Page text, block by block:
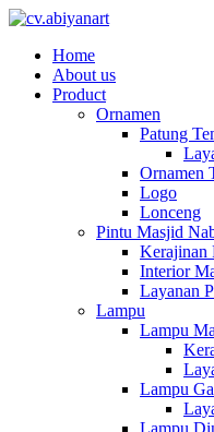
Home
About us
Product
Ornamen
Patung
Ornamen
Logo
Lonceng
Pintu Masjid
Kerajinan
Interior
Layanan
Lampu
Lampu
Lampu
Lampu